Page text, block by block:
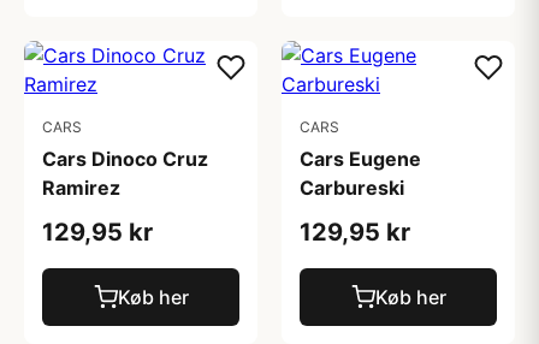
CARS
Cars Dinoco Cruz
Ramirez
129,95 kr
Køb her
CARS
Cars Eugene
Carbureski
129,95 kr
Køb her